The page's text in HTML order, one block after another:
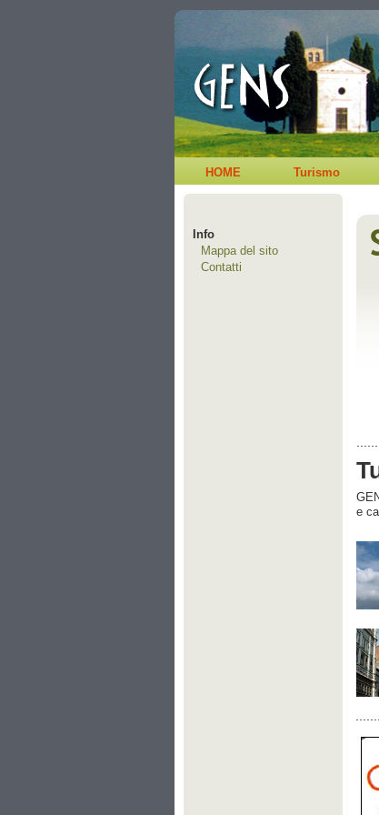
HOME Turismo
Info
Mappa del sito
Contatti
e